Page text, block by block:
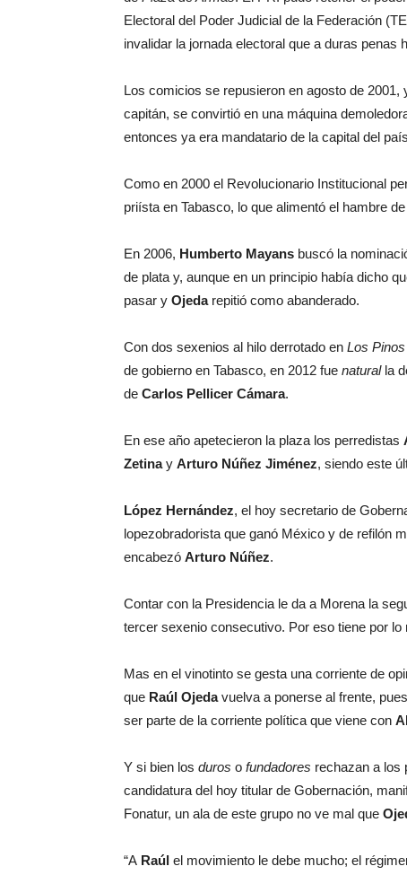
Electoral del Poder Judicial de la Federación
invalidar la jornada electoral que a duras penas
Los comicios se repusieron en agosto de 2001,
capitán, se convirtió en una máquina
entonces ya era mandatario de la capital del
Como en 2000 el Revolucionario Institucional
priísta en Tabasco, lo que alimentó el hambre
En 2006, Humberto Mayans buscó la
de plata y, aunque en un principio había dicho
pasar y Ojedarepitió como abanderado.
Con dos sexenios al hilo derrotado en Los Pinos
de gobierno en Tabasco, en 2012 fue naturalla
de Carlos Pellicer Cámara.
En ese año apetecieron la plaza los perredistas
Zetinay Arturo Núñez Jiménez, siendo este
López Hernández, el hoy secretario de
lopezobradorista que ganó México y de refilón
encabezó Arturo Núñez.
Contar con la Presidencia le da a Morena la
tercer sexenio consecutivo. Por eso tiene por
Mas en el vinotinto se gesta una corriente de
que Raúl Ojedavuelva a ponerse al frente,
ser parte de la corriente política que viene con
Y si bien los duros o fundadores rechazan a los
candidatura del hoy titular de Gobernación,
Fonatur, un ala de este grupo no ve mal que
“A Raúl el movimiento le debe mucho; el